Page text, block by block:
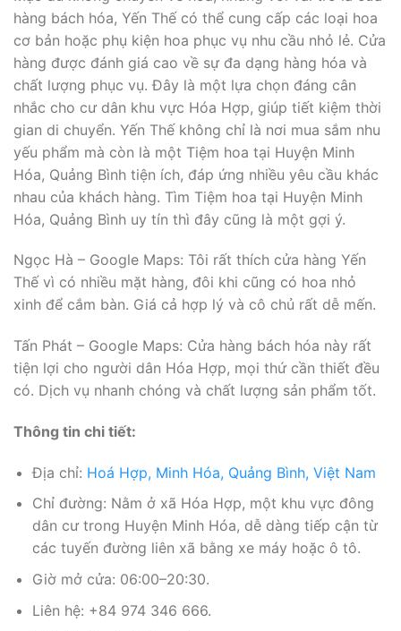
hàng bách hóa, Yến Thế có thể cung cấp các loại hoa
cơ bản hoặc phụ kiện hoa phục vụ nhu cầu nhỏ lẻ. Cửa
hàng được đánh giá cao về sự đa dạng hàng hóa và
chất lượng phục vụ. Đây là một lựa chọn đáng cân
nhắc cho cư dân khu vực Hóa Hợp, giúp tiết kiệm thời
gian di chuyển. Yến Thế không chỉ là nơi mua sắm nhu
yếu phẩm mà còn là một Tiệm hoa tại Huyện Minh
Hóa, Quảng Bình tiện ích, đáp ứng nhiều yêu cầu khác
nhau của khách hàng. Tìm Tiệm hoa tại Huyện Minh
Hóa, Quảng Bình uy tín thì đây cũng là một gợi ý.
Ngọc Hà – Google Maps: Tôi rất thích cửa hàng Yến
Thế vì có nhiều mặt hàng, đôi khi cũng có hoa nhỏ
xinh để cắm bàn. Giá cả hợp lý và cô chủ rất dễ mến.
Tấn Phát – Google Maps: Cửa hàng bách hóa này rất
tiện lợi cho người dân Hóa Hợp, mọi thứ cần thiết đều
có. Dịch vụ nhanh chóng và chất lượng sản phẩm tốt.
Thông tin chi tiết:
Địa chỉ: Hoá Hợp, Minh Hóa, Quảng Bình, Việt Nam
Chỉ đường: Nằm ở xã Hóa Hợp, một khu vực đông
dân cư trong Huyện Minh Hóa, dễ dàng tiếp cận từ
các tuyến đường liên xã bằng xe máy hoặc ô tô.
Giờ mở cửa: 06:00–20:30.
Liên hệ: +84 974 346 666.